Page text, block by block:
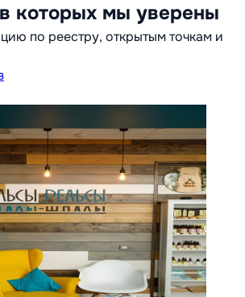
которых мы уверены
по реестру, открытым точкам и